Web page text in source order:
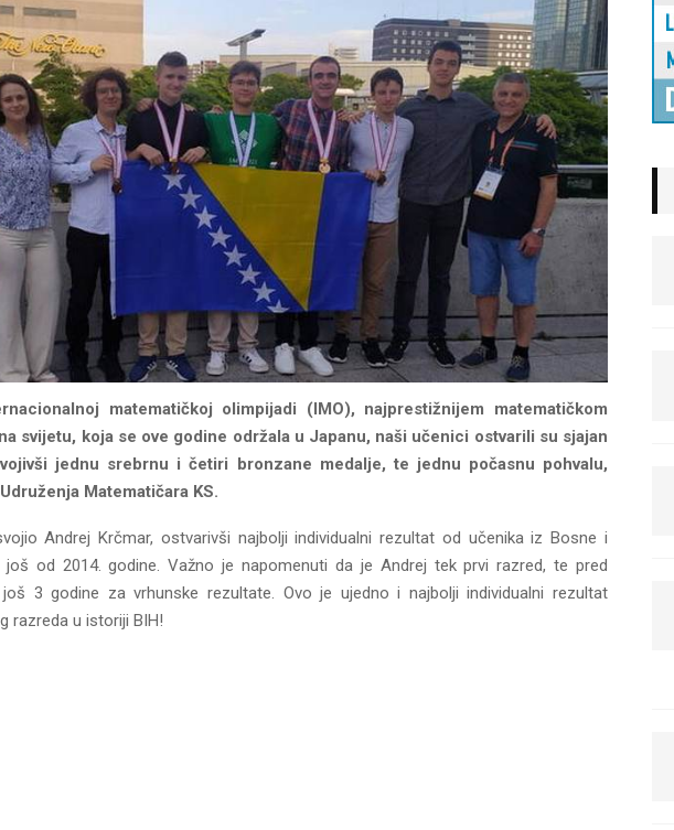
matematičkoj olimpijadi (IMO), najprestižnijem matematičkom
svijetu, koja se ove godine održala u Japanu, naši učenici ostvarili su sjajan
jednu srebrnu i četiri bronzane medalje, te jednu počasnu pohvalu,
Matematičara KS.
Andrej Krčmar, ostvarivši najbolji individualni rezultat od učenika iz Bosne i
još od 2014. godine. Važno je napomenuti da je Andrej tek prvi razred, te pred
3 godine za vrhunske rezultate. Ovo je ujedno i najbolji individualni rezultat
razreda u istoriji BIH!